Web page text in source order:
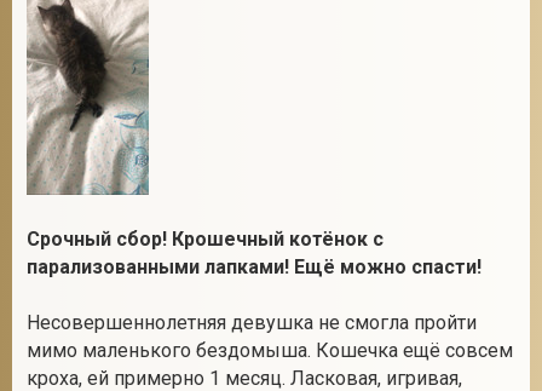
Срочный сбор! Крошечный котёнок с
парализованными лапками! Ещё можно спасти!
Несовершеннолетняя девушка не смогла пройти
мимо маленького бездомыша. Кошечка ещё совсем
кроха, ей примерно 1 месяц. Ласковая, игривая,